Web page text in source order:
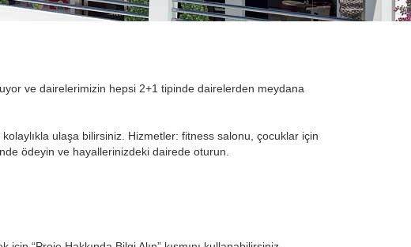
ve dairelerimizin hepsi 2+1 tipinde dairelerden meydana
ulaşa bilirsiniz. Hizmetler: fitness salonu, çocuklar için
ödeyin ve hayallerinizdeki dairede oturun.